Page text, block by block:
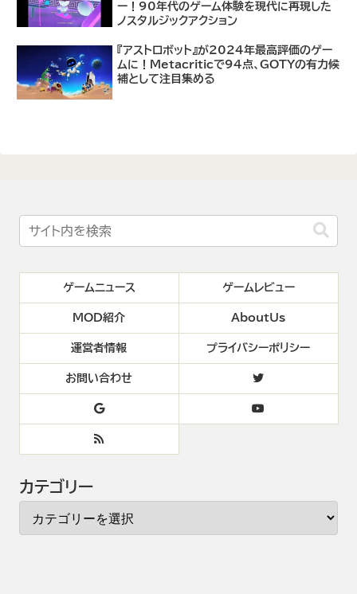
ー！90年代のゲーム体験を現代に再現した
ノスタルジックアクション
『アストロボット』が2024年最高評価のゲー
ムに！Metacriticで94点、GOTYの有力候
補として注目集める
ゲームニュース ゲームレビュー
MOD紹介 AboutUs
運営者情報 プライバシーポリシー
お問い合わせ
カテゴリー